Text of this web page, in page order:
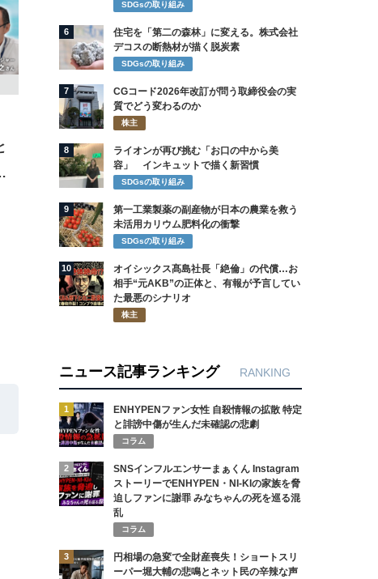
SDGsの取り組み
6
住宅を「第二の森林」に変える。株式会社
デコスの断熱材が描く脱炭素
SDGsの取り組み
7
CGコード2026年改訂が問う取締役会の実
質でどう変わるのか
株主
8
ライオンが再び挑む「お口の中から美
容」 インキュットで描く新習慣
SDGsの取り組み
9
第一工業製薬の副産物が日本の農業を救う
未活用カリウム肥料化の衝撃
SDGsの取り組み
10
オイシックス髙島社長「絶倫」の代償…お
相手“元AKB”の正体と、有報が予言してい
た最悪のシナリオ
株主
ニュース記事ランキング RANKING
1
ENHYPENファン女性 自殺情報の拡散 特定
と誹謗中傷が生んだ未確認の悲劇
コラム
2
SNSインフルエンサーまぁくん Instagram
ストーリーでENHYPEN・NI-KIの家族を脅
迫しファンに謝罪 みなちゃんの死を巡る混
乱
コラム
3
円相場の急変で全財産喪失！ショートスリ
ーパー堀大輔の悲鳴とネット民の辛辣な声